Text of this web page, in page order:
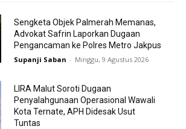
Sengketa Objek Palmerah Memanas,
Advokat Safrin Laporkan Dugaan
Pengancaman ke Polres Metro Jakpus
Supanji Saban - Minggu, 9 Agustus 2026
LIRA Malut Soroti Dugaan
Penyalahgunaan Operasional Wawali
Kota Ternate, APH Didesak Usut
Tuntas